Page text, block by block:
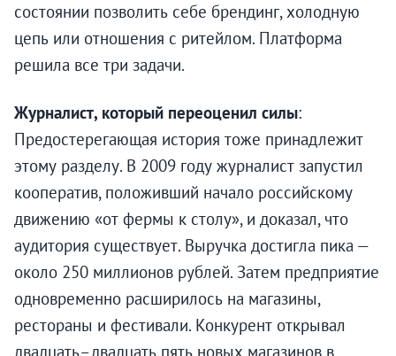
состоянии позволить себе брендинг, холодную
цепь или отношения с ритейлом. Платформа
решила все три задачи.
Журналист, который переоценил силы:
Предостерегающая история тоже принадлежит
этому разделу. В 2009 году журналист запустил
кооператив, положивший начало российскому
движению «от фермы к столу», и доказал, что
аудитория существует. Выручка достигла пика —
около 250 миллионов рублей. Затем предприятие
одновременно расширилось на магазины,
рестораны и фестивали. Конкурент открывал
двадцать–двадцать пять новых магазинов в